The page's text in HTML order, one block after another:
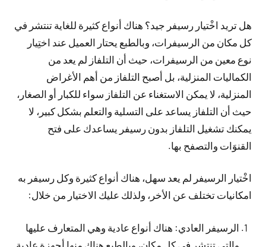
هل تريد اخْتيار رسيفر جيد؟ هناك أنواع كثيرة للغاية تنتشر في
كل مكان من الرسيفرات، وبالطبع يحتار العميل عند اختِيار
نوع معين من الرسيفرات، حيث أن التلفاز لم يعد من
الكماليات المنزلية، بل أصبح التلفاز من أهم الأغراض
المنزلية، لا يمكن الاستغناء عن التلفاز سواء للكبار أو الصغار،
حيث أن التلفاز يساعد على التسلية والتعلم بشكل كبير، لا
يمكنك تشغيل التلفاز بدون رسيفر يساعدك على فتح
القنوَات والتصفح بها.
اخْتيار الرسيفر لم يعد سهل، هناك أنواع كثيرة وكل رسيفر به
امكانيات تختلف عن الأخر، ولذلك عليك الاختيار من خلال:
الرسيفر العادي: هناك أنواع عادية وهي المتعارف عليها
والتي تنتشر في كل مكان، وبالطبع هناك منها أجهزة عادية